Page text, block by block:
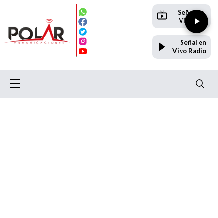
Señal en
Vivo TV
Señal en
Vivo Radio